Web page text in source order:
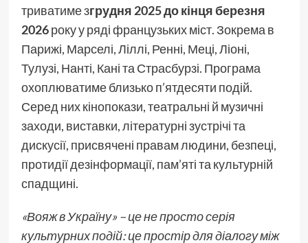
триватиме згрудня 2025 до кінця березня
2026року у ряді французьких міст. Зокрема в
Парижі, Марселі, Ліллі, Ренні, Меці, Ліоні,
Тулузі, Нанті, Кані та Страсбурзі. Програма
охоплюватиме близько п’ятдесяти подій.
Серед них кінопокази, театральні й музичні
заходи, виставки, літературні зустрічі та
дискусії, присвячені правам людини, безпеці,
протидії дезінформації, пам’яті та культурній
спадщині.
«Вояж в Україну» – це не просто серія
культурних подій: це простір для діалогу між